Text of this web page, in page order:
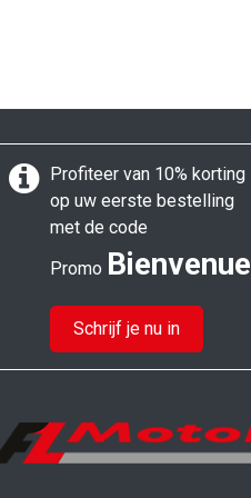
Profiteer van 10% korting
op uw eerste bestelling
met de code
Promo Bienvenue
Schrijf je nu in